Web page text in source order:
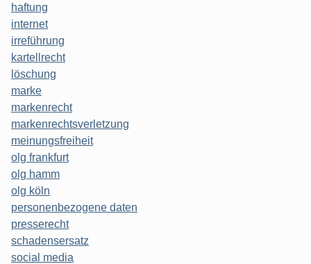
haftung
internet
irreführung
kartellrecht
löschung
marke
markenrecht
markenrechtsverletzung
meinungsfreiheit
olg frankfurt
olg hamm
olg köln
personenbezogene daten
presserecht
schadensersatz
social media